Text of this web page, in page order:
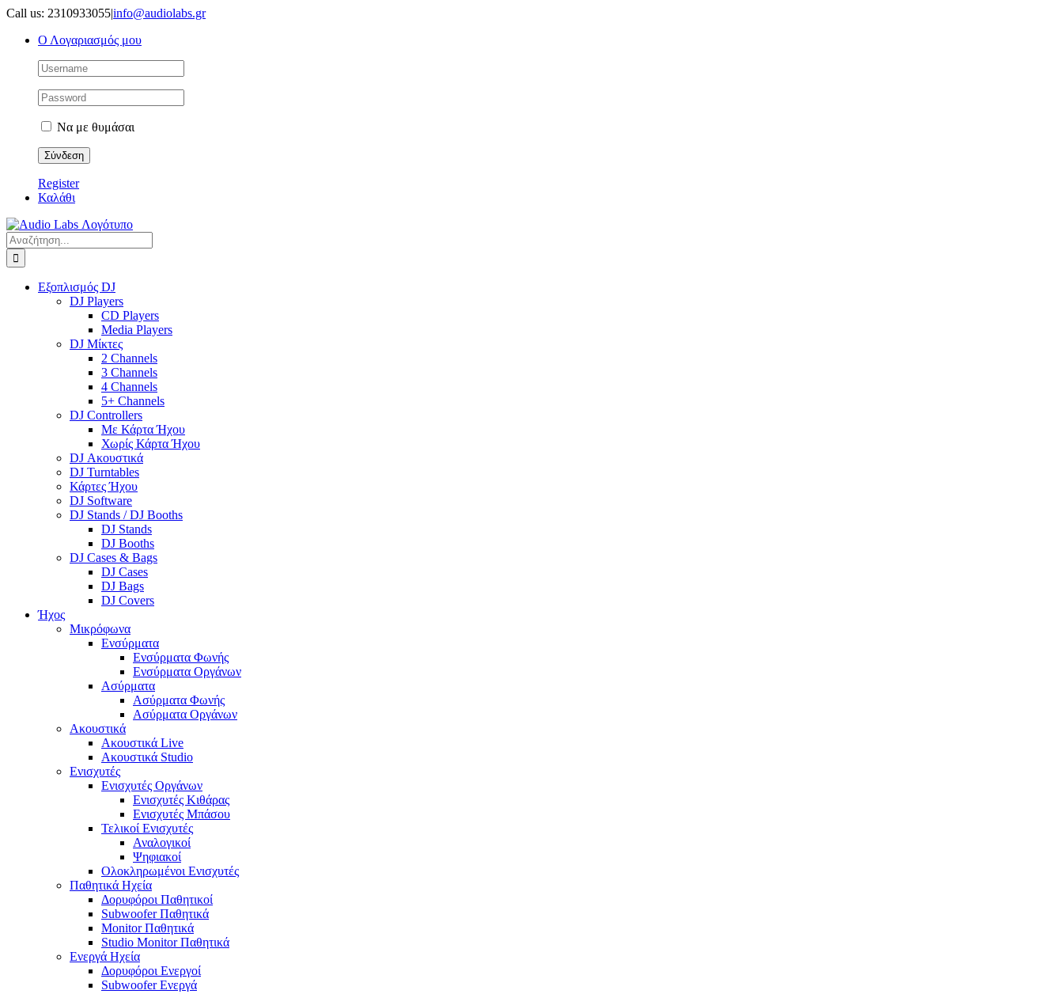
Μετάβαση
περιεχόμενο
Call us: 2310933055|info@audiolabs.gr
Ο Λογαριασμός μου
Να με θυμάσαι
Register
Καλάθι
Αναζήτηση
για:
Εξοπλισμός DJ
DJ Players
CD Players
Media Players
DJ Μίκτες
2 Channels
3 Channels
4 Channels
5+ Channels
DJ Controllers
Με Κάρτα Ήχου
Χωρίς Κάρτα Ήχου
DJ Ακουστικά
DJ Turntables
Κάρτες Ήχου
DJ Software
DJ Stands / DJ Booths
DJ Stands
DJ Booths
DJ Cases & Bags
DJ Cases
DJ Bags
DJ Covers
Ήχος
Μικρόφωνα
Ενσύρματα
Ενσύρματα Φωνής
Ενσύρματα Οργάνων
Ασύρματα
Ασύρματα Φωνής
Ασύρματα Οργάνων
Ακουστικά
Ακουστικά Live
Ακουστικά Studio
Ενισχυτές
Ενισχυτές Οργάνων
Ενισχυτές Κιθάρας
Ενισχυτές Μπάσου
Τελικοί Ενισχυτές
Αναλογικοί
Ψηφιακοί
Ολοκληρωμένοι Ενισχυτές
Παθητικά Ηχεία
Δορυφόροι Παθητικοί
Subwoofer Παθητικά
Monitor Παθητικά
Studio Monitor Παθητικά
Ενεργά Ηχεία
Δορυφόροι Ενεργοί
Subwoofer Ενεργά